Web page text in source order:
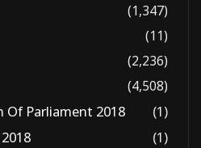
(1,347)
(11)
(2,236)
(4,508)
Of Parliament 2018
(1)
(1)